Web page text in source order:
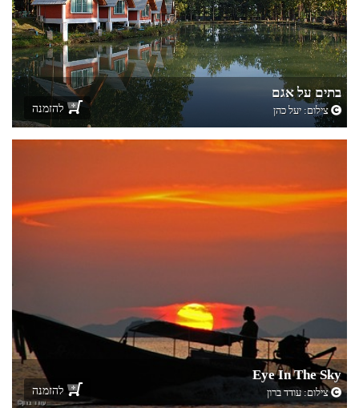
בתים על אגם
צילום:יעל כהן להזמנה
Eye In The Sky
צילום:עודד ברון להזמנה